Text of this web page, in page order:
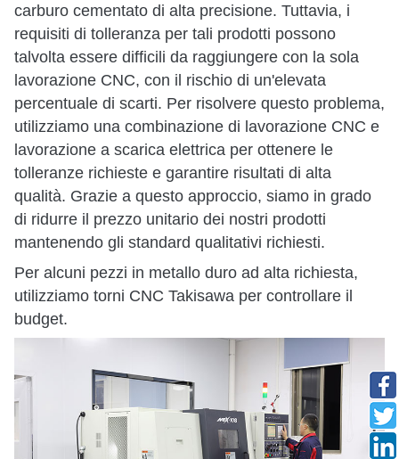
carburo cementato di alta precisione. Tuttavia, i
requisiti di tolleranza per tali prodotti possono
talvolta essere difficili da raggiungere con la sola
lavorazione CNC, con il rischio di un'elevata
percentuale di scarti. Per risolvere questo problema,
utilizziamo una combinazione di lavorazione CNC e
lavorazione a scarica elettrica per ottenere le
tolleranze richieste e garantire risultati di alta
qualità. Grazie a questo approccio, siamo in grado
di ridurre il prezzo unitario dei nostri prodotti
mantenendo gli standard qualitativi richiesti.
Per alcuni pezzi in metallo duro ad alta richiesta,
utilizziamo torni CNC Takisawa per controllare il
budget.